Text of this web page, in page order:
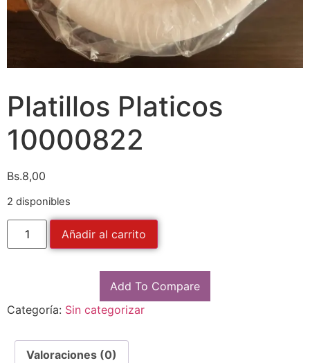
Platillos Platicos
10000822
Bs.8,00
2 disponibles
Añadir al carrito
Add To Compare
Categoría: Sin categorizar
Valoraciones (0)